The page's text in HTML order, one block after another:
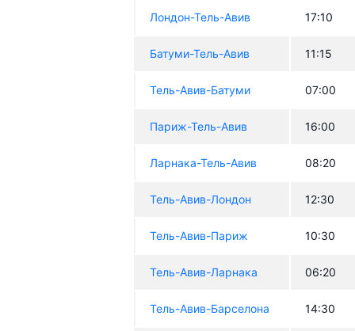
Лондон-Тель-Авив 17:10
Батуми-Тель-Авив 11:15
Тель-Авив-Батуми 07:00
Париж-Тель-Авив 16:00
Ларнака-Тель-Авив 08:20
Тель-Авив-Лондон 12:30
Тель-Авив-Париж 10:30
Тель-Авив-Ларнака 06:20
Тель-Авив-Барселона 14:30